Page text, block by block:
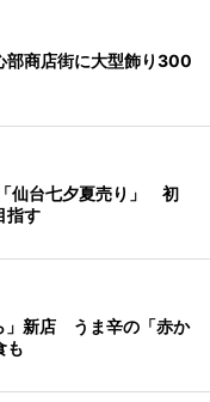
商店街に大型飾り300
仙台七夕夏売り」 初
指す
」新店 うま辛の「赤か
も